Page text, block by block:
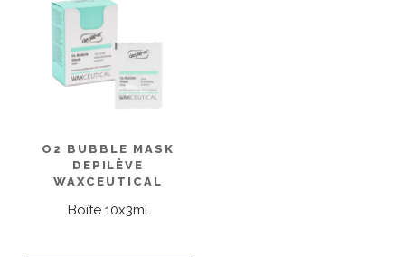
O2 BUBBLE MASK
DEPILÈVE
WAXCEUTICAL
Boîte 10x3ml